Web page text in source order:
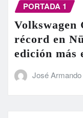
PORTADA 1
récord en
edición más
José